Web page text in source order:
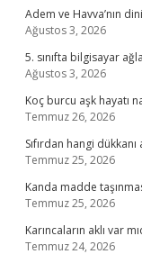
Adem ve Havva’nın
Ağustos 3, 2026
5. sınıfta bilgisayar
Ağustos 3, 2026
Koç burcu aşk hayatı
Temmuz 26, 2026
Sıfırdan hangi
Temmuz 25, 2026
Kanda madde
Temmuz 25, 2026
Karıncaların aklı var
Temmuz 24, 2026